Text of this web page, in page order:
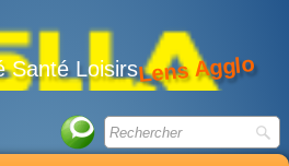
Santé LoisirsLens Agglo